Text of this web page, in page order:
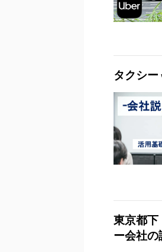
タクシ
東京都下
ー会社の